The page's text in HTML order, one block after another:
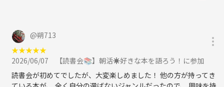
てきました！
このサークルが、皆様に良いキッカケと出会える場に出来たらと思いま
す！
@朔713
★★★★★
2026/06/07
【読書会📚】朝活☀️好きな本を語ろう！に参加
読書会が初めてでしたが、大変楽しめました！ 他の方が持ってき